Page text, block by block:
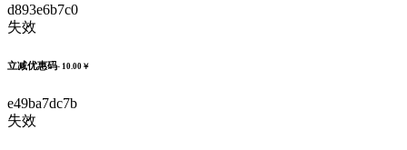
d893e6b7c0
失效
立减优惠码- 10.00￥
e49ba7dc7b
失效